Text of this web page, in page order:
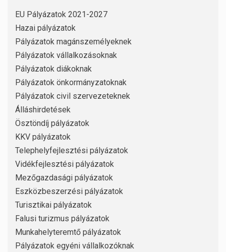
EU Pályázatok 2021-2027
Hazai pályázatok
Pályázatok magánszemélyeknek
Pályázatok vállalkozásoknak
Pályázatok diákoknak
Pályázatok önkormányzatoknak
Pályázatok civil szervezeteknek
Álláshirdetések
Ösztöndíj pályázatok
KKV pályázatok
Telephelyfejlesztési pályázatok
Vidékfejlesztési pályázatok
Mezőgazdasági pályázatok
Eszközbeszerzési pályázatok
Turisztikai pályázatok
Falusi turizmus pályázatok
Munkahelyteremtő pályázatok
Pályázatok egyéni vállalkozóknak